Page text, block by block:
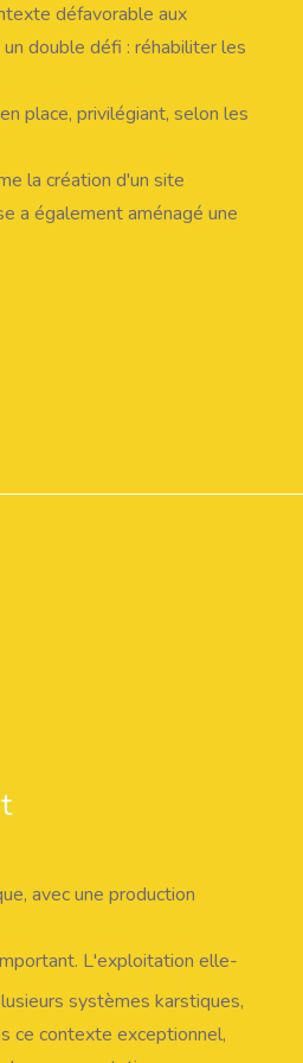
défavorable aux
double défi : réhabiliter les
place, privilégiant, selon les
la création d'un site
a également aménagé une
Dans un souci de
avec une production
L'exploitation elle-
systèmes karstiques,
ce contexte exceptionnel,